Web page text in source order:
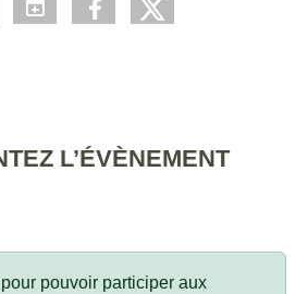
L’ÉVÈNEMENT
pour pouvoir participer aux